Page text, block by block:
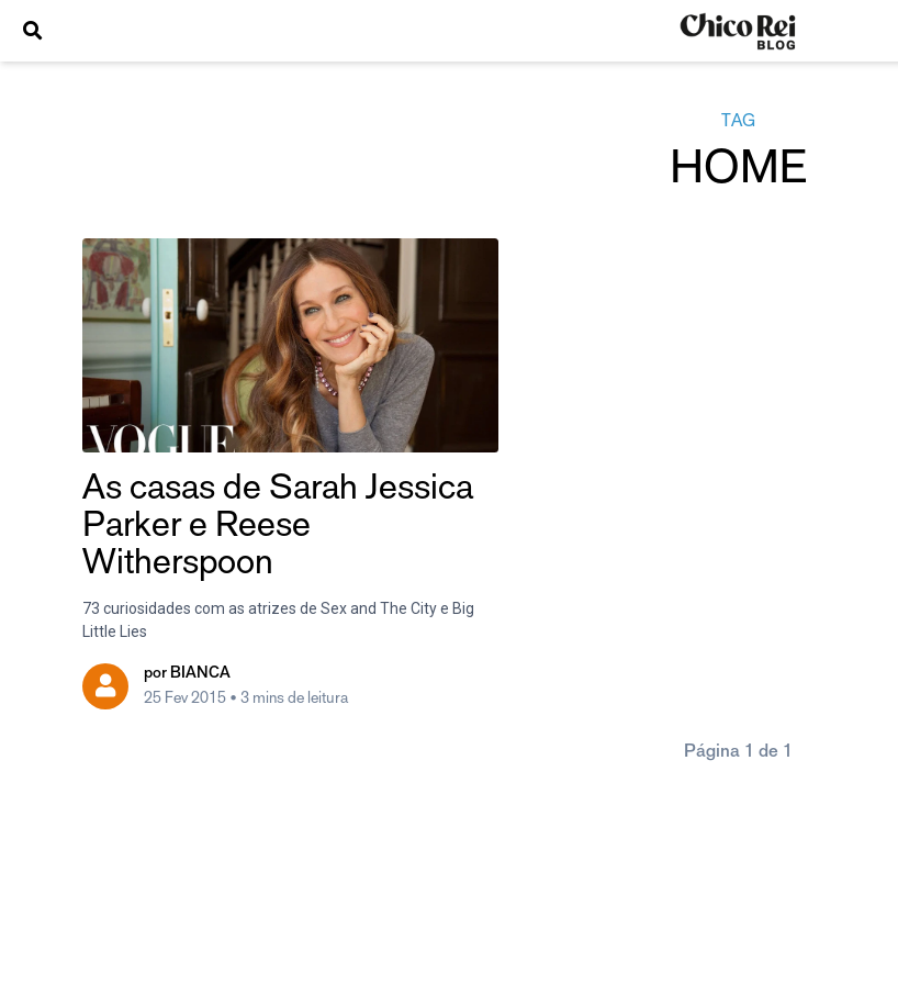
TAG
HOME
As casas de Sarah Jessica
Parker e Reese
Witherspoon
73 curiosidades com as atrizes de Sex and The City e Big
Little Lies
por BIANCA
25 Fev 2015 • 3 mins de leitura
Página 1 de 1